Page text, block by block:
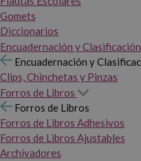
Gomets
Diccionarios
Encuadernación y Clasificación
Encuadernación y
Clips, Chinchetas y Pinzas
Forros de Libros
Forros de Libros
Forros de Libros Adhesivos
Forros de Libros Ajustables
Archivadores